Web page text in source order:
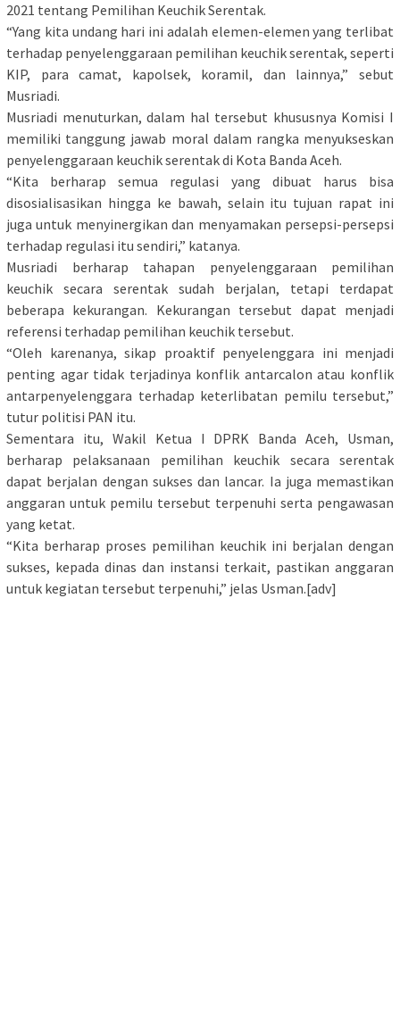
2021 tentang Pemilihan Keuchik Serentak.
“Yang kita undang hari ini adalah elemen-elemen yang terlibat
terhadap penyelenggaraan pemilihan keuchik serentak, seperti
KIP, para camat, kapolsek, koramil, dan lainnya,” sebut
Musriadi.
Musriadi menuturkan, dalam hal tersebut khususnya Komisi I
memiliki tanggung jawab moral dalam rangka menyukseskan
penyelenggaraan keuchik serentak di Kota Banda Aceh.
“Kita berharap semua regulasi yang dibuat harus bisa
disosialisasikan hingga ke bawah, selain itu tujuan rapat ini
juga untuk menyinergikan dan menyamakan persepsi-persepsi
terhadap regulasi itu sendiri,” katanya.
Musriadi berharap tahapan penyelenggaraan pemilihan
keuchik secara serentak sudah berjalan, tetapi terdapat
beberapa kekurangan. Kekurangan tersebut dapat menjadi
referensi terhadap pemilihan keuchik tersebut.
“Oleh karenanya, sikap proaktif penyelenggara ini menjadi
penting agar tidak terjadinya konflik antarcalon atau konflik
antarpenyelenggara terhadap keterlibatan pemilu tersebut,”
tutur politisi PAN itu.
Sementara itu, Wakil Ketua I DPRK Banda Aceh, Usman,
berharap pelaksanaan pemilihan keuchik secara serentak
dapat berjalan dengan sukses dan lancar. Ia juga memastikan
anggaran untuk pemilu tersebut terpenuhi serta pengawasan
yang ketat.
“Kita berharap proses pemilihan keuchik ini berjalan dengan
sukses, kepada dinas dan instansi terkait, pastikan anggaran
untuk kegiatan tersebut terpenuhi,” jelas Usman.[adv]